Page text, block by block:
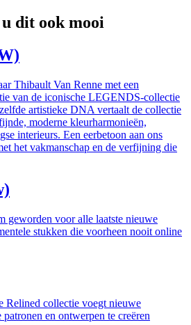
dit ook mooi
Thibault Van Renne met een
van de iconische LEGENDS-collectie
artistieke DNA vertaalt de collectie
moderne kleurharmonieën,
interieurs. Een eerbetoon aan ons
het vakmanschap en de verfijning die
geworden voor alle laatste nieuwe
stukken die voorheen nooit online
Relined collectie voegt nieuwe
en ontwerpen te creëren